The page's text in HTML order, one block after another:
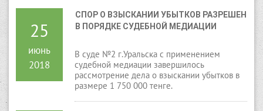
25
июнь
2018
СПОР О ВЗЫСКАНИИ УБЫТКОВ РАЗРЕШЕН
В ПОРЯДКЕ СУДЕБНОЙ МЕДИАЦИИ
В суде №2 г.Уральска с применением
судебной медиации завершилось
рассмотрение дела о взыскании убытков в
размере 1 750 000 тенге.